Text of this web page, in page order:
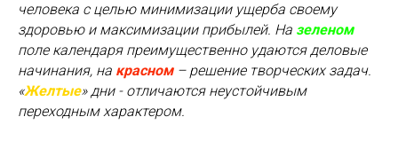
человека с целью минимизации ущерба своему
здоровью и максимизации прибылей. На зеленом
поле календаря преимущественно удаются деловые
начинания, на красном– решение творческих задач.
«Желтые» дни - отличаются неустойчивым
переходным характером.